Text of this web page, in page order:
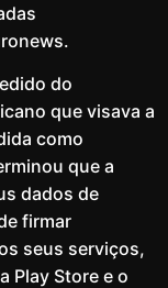
do
que visava a
como
que a
dados de
firmar
seus serviços,
Play Store e o